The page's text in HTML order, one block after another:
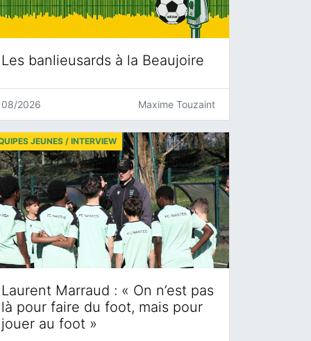
Les banlieusards à la Beaujoire
08/2026 Maxime Touzaint
Laurent Marraud : « On n’est pas
là pour faire du foot, mais pour
jouer au foot »
JEUNES / INTERVIEW